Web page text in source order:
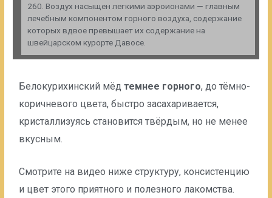
260. Воздух насыщен легкими аэроионами — главным
лечебным компонентом горного воздуха, содержание
которых вдвое превышает их содержание на
швейцарском курорте Давосе.
Белокурихинский мёдтемнее горного, до тёмно-
коричневого цвета, быстро засахаривается,
кристаллизуясь становится твёрдым, но не менее
вкусным.
Смотрите на видео ниже структуру, консистенцию
и цвет этого приятного и полезного лакомства.